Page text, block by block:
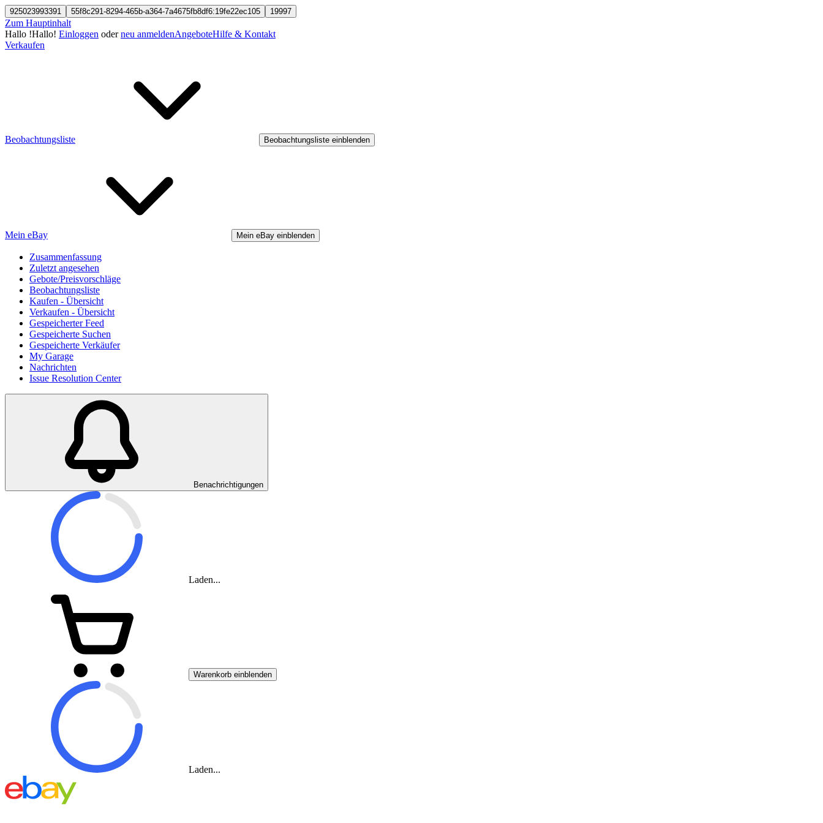
925023993391 55f8c291-8294-465b-a364-7a4675fb8df6:19fe22ec105 19997
Zum Hauptinhalt
Hallo !Hallo! Einloggen oderneu anmeldenAngeboteHilfe & Kontakt
Verkaufen
Beobachtungsliste Beobachtungsliste einblenden
Mein eBay Mein eBay einblenden
Zusammenfassung
Zuletzt angesehen
Gebote/Preisvorschläge
Beobachtungsliste
Kaufen - Übersicht
Verkaufen - Übersicht
Gespeicherter Feed
Gespeicherte Suchen
Gespeicherte Verkäufer
My Garage
Nachrichten
Issue Resolution Center
Benachrichtigungen
Laden...
Warenkorb einblenden
Laden...